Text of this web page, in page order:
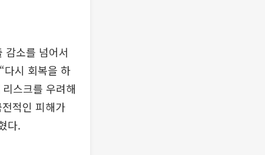
감소를 넘어서
다시 회복을 하
스크를 우려해
적인 피해가
다.